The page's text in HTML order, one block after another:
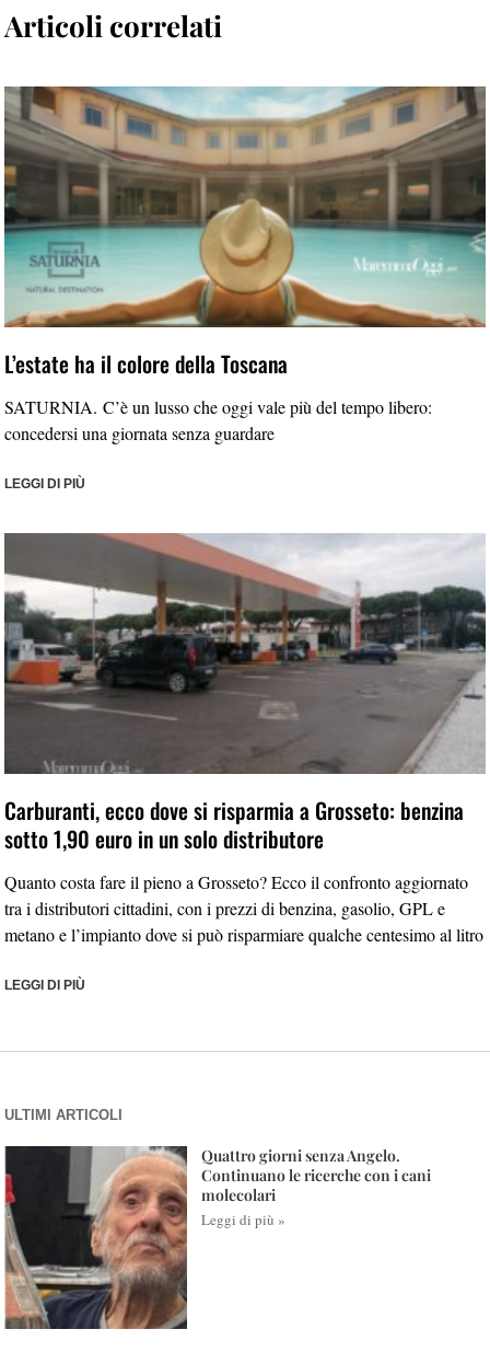
Articoli correlati
L’estate ha il colore della Toscana
SATURNIA. C’è un lusso che oggi vale più del tempo libero:
concedersi una giornata senza guardare
LEGGI DI PIÙ
Carburanti, ecco dove si risparmia a Grosseto: benzina
sotto 1,90 euro in un solo distributore
Quanto costa fare il pieno a Grosseto? Ecco il confronto aggiornato
tra i distributori cittadini, con i prezzi di benzina, gasolio, GPL e
metano e l’impianto dove si può risparmiare qualche centesimo al litro
LEGGI DI PIÙ
ULTIMI ARTICOLI
Quattro giorni senza Angelo.
Continuano le ricerche con i cani
molecolari
Leggi di più »